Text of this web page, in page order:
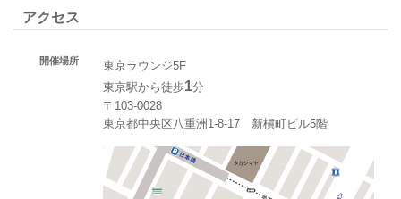
アクセス
開催場所
東京ラウンジ5F
東京駅から徒歩1分
〒103-0028
東京都中央区八重洲1-8-17 新槇町ビル5階